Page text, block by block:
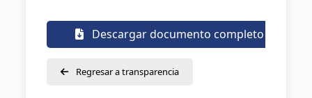
Descargar documento completo
Regresar a transparencia